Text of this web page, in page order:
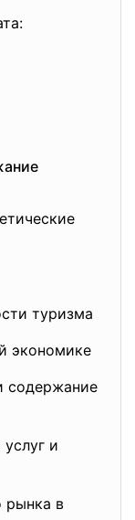
туризма
экономике
содержание
и
рынка в